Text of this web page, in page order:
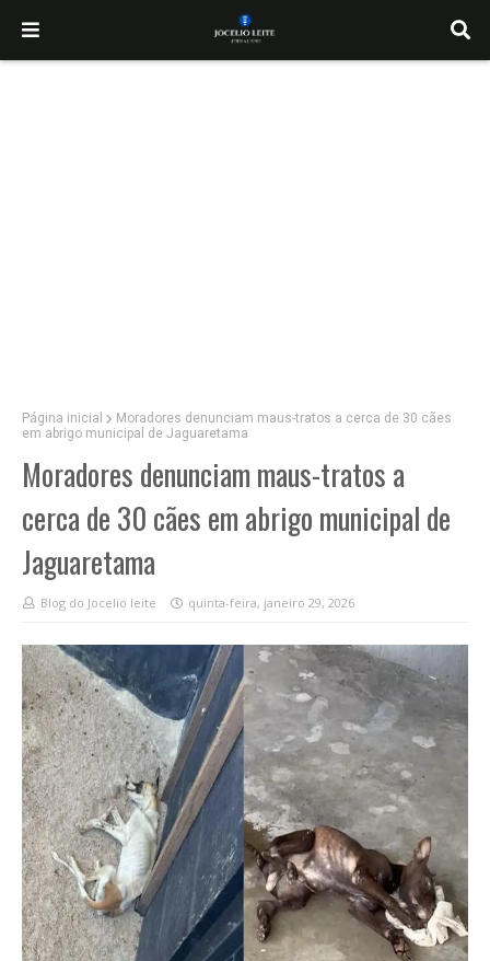
Página inicial
Moradores denunciam maus-tratos a cerca de 30 cães
em abrigo municipal de Jaguaretama
Moradores denunciam maus-tratos a
cerca de 30 cães em abrigo municipal de
Jaguaretama
Blog do Jocelio leite quinta-feira, janeiro 29, 2026